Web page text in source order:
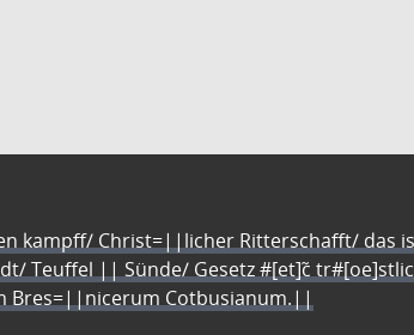
kampff/ Christ=||licher Ritterschafft/ das
Teuffel || Sünde/ Gesetz #[et]c̃
Bres=||nicerum Cotbusianum.||